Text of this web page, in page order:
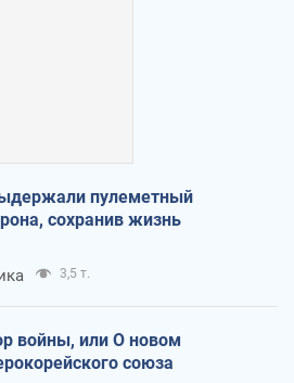
пулеметный
сохранив жизнь
3,5 т.
войны, или О новом
союза